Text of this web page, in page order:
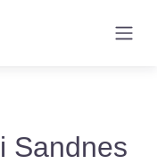
Sandnes